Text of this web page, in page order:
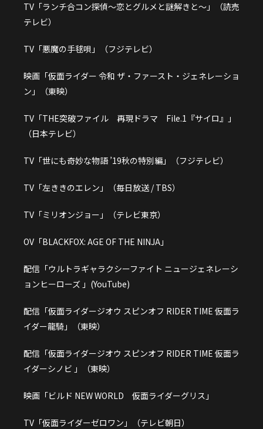
TV「ランチ合コン探偵〜恋とグルメと謎解きと〜」（読売
テレビ）
TV「悪魔の手毬唄」（フジテレビ）
映画「仮面ライダー 令和 ザ・ファースト・ジェネレーショ
ン」（東映）
TV「THE突破ファイル 再現ドラマ File.1『サイロ』」
（日本テレビ）
TV「世にも奇妙な物語 ’19秋の特別編」（フジテレビ）
TV「左ききのエレン」（毎日放送 / TBS）
TV「ミリオンジョー」（テレビ東京）
OV「BLACKFOX: AGE OF THE NINJA」
配信「ウルトラギャラクシーファイト ニュージェネレーシ
ョンヒーローズ 」(YouTube)
配信「仮面ライダージオウ スピンオフ RIDER TIME 仮面ラ
イダー龍騎」（東映）
配信「仮面ライダージオウ スピンオフ RIDER TIME 仮面ラ
イダーシノビ 」（東映）
映画「ビルド NEW WORLD 仮面ライダーグリス」
TV「仮面ライダーゼロワン」（テレビ朝日）